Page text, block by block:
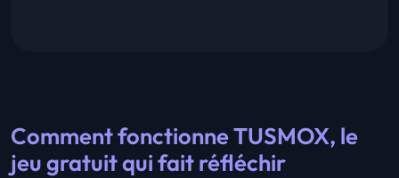
Comment fonctionne TUSMOX, le
jeu gratuit qui fait réfléchir